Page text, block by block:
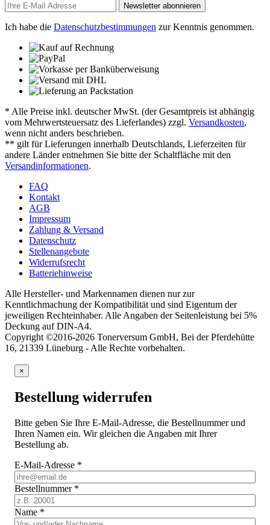
Newsletter abonnieren
Ich habe die Datenschutzbestimmungen zur Kenntnis genommen.
* Alle Preise inkl. deutscher MwSt. (der Gesamtpreis ist abhängig
vom Mehrwertsteuersatz des Lieferlandes) zzgl. Versandkosten,
wenn nicht anders beschrieben.
** gilt für Lieferungen innerhalb Deutschlands, Lieferzeiten für
andere Länder entnehmen Sie bitte der Schaltfläche mit den
Versandinformationen.
FAQ
Kontakt
AGB
Impressum
Zahlung & Versand
Datenschutz
Stellenangebote
Widerrufsrecht
Batteriehinweise
Alle Hersteller- und Markennamen dienen nur zur
Kenntlichmachung der Kompatibilität und sind Eigentum der
jeweiligen Rechteinhaber. Alle Angaben der Seitenleistung bei 5%
Deckung auf DIN-A4.
Copyright ©2016-2026 Tonerversum GmbH, Bei der Pferdehütte
16, 21339 Lüneburg - Alle Rechte vorbehalten.
×
Bestellung widerrufen
Bitte geben Sie Ihre E-Mail-Adresse, die Bestellnummer und
Ihren Namen ein. Wir gleichen die Angaben mit Ihrer
Bestellung ab.
E-Mail-Adresse *
Bestellnummer *
Name *